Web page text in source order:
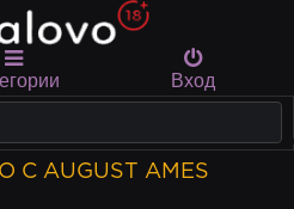
Вход
AUGUST AMES